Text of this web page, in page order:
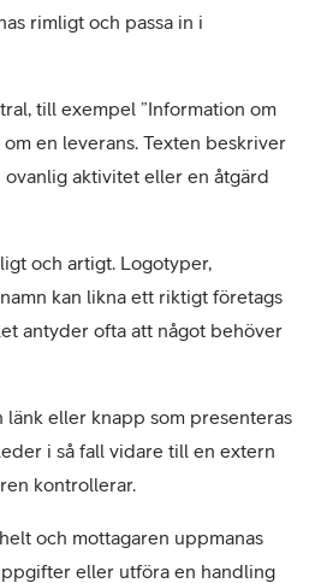
rimligt och passa in i
till exempel ”Information om
en leverans. Texten beskriver
aktivitet eller en åtgärd
och artigt. Logotyper,
kan likna ett riktigt företags
antyder ofta att något behöver
eller knapp som presenteras
i så fall vidare till en extern
kontrollerar.
och mottagaren uppmanas
eller utföra en handling